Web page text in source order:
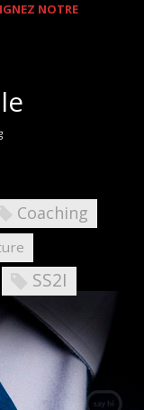
NOTRE
Coaching
SS2I